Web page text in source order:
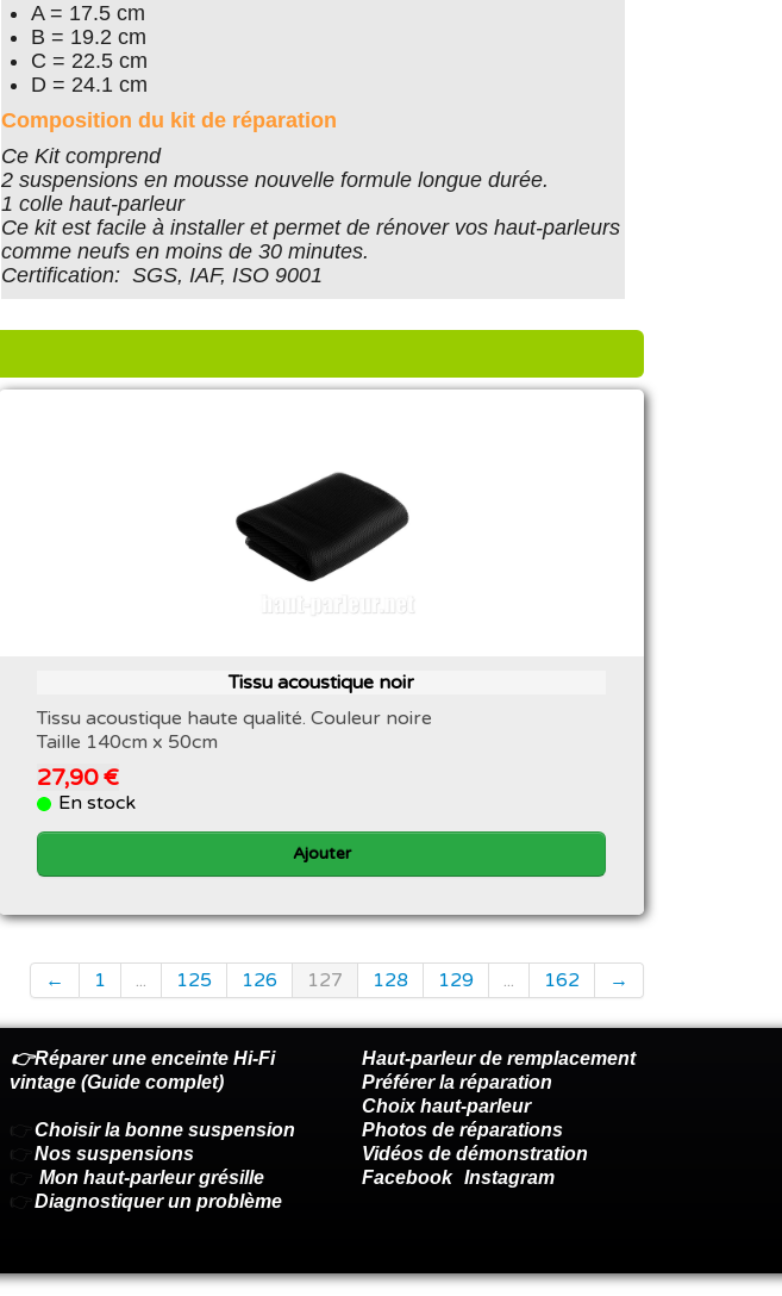
A = 17.5 cm
B = 19.2 cm
C = 22.5 cm
D = 24.1 cm
Composition du kit de réparation
Ce Kit comprend
2 suspensions en mousse nouvelle formule longue durée.
1 colle haut-parleur
Ce kit est facile à installer et permet de rénover vos haut-parleurs
comme neufs en moins de 30 minutes.
Certification: SGS, IAF, ISO 9001
Tissu acoustique noir
Tissu acoustique haute qualité. Couleur noire
Taille 140cm x 50cm
27,90 €
En stock
Ajouter
← 1 ... 125 126 127 128 129 ... 162 →
👉Réparer une enceinte Hi-Fi
vintage (Guide complet)
👉 Choisir la bonne suspension
👉 Nos suspensions
👉 Mon haut-parleur grésille
👉 Diagnostiquer un problème
Haut-parleur de remplacement
Préférer la réparation
Choix haut-parleur
Photos de réparations
Vidéos de démonstration
Facebook Instagram